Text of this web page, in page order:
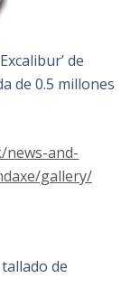
de
de 0.5 millones
news-and-
gallery/
de